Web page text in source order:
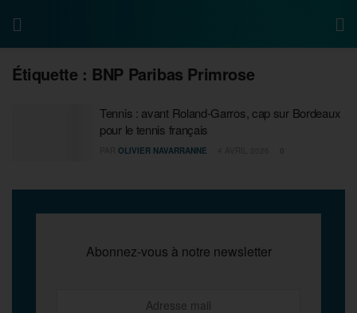
Étiquette : BNP Paribas Primrose
Tennis : avant Roland-Garros, cap sur Bordeaux
pour le tennis français
OLIVIER NAVARRANNE
Abonnez-vous à notre newsletter